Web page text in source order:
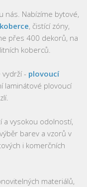
nás. Nabízíme bytové,
koberce, čistící zóny,
přes 400 dekorů, na
koberců.
- plovoucí
laminátové plovoucí
a vysokou odolností,
barev a vzorů v
i komerčních
materiálů,